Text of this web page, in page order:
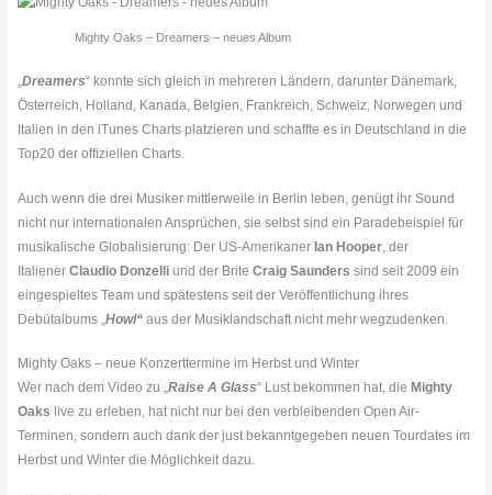
Mighty Oaks – Dreamers – neues Album
„Dreamers“ konnte sich gleich in mehreren Ländern, darunter Dänemark,
Österreich, Holland, Kanada, Belgien, Frankreich, Schweiz, Norwegen und
Italien in den iTunes Charts platzieren und schaffte es in Deutschland in die
Top20 der offiziellen Charts.
Auch wenn die drei Musiker mittlerweile in Berlin leben, genügt ihr Sound
nicht nur internationalen Ansprüchen, sie selbst sind ein Paradebeispiel für
musikalische Globalisierung: Der US-Amerikaner Ian Hooper , der
Italiener Claudio Donzelli und der Brite Craig Saunders sind seit 2009 ein
eingespieltes Team und spätestens seit der Veröffentlichung ihres
Debütalbums „Howl“ aus der Musiklandschaft nicht mehr wegzudenken.
Mighty Oaks – neue Konzerttermine im Herbst und Winter
Wer nach dem Video zu „Raise A Glass“ Lust bekommen hat, die Mighty
Oaks live zu erleben, hat nicht nur bei den verbleibenden Open Air-
Terminen, sondern auch dank der just bekanntgegeben neuen Tourdates im
Herbst und Winter die Möglichkeit dazu.